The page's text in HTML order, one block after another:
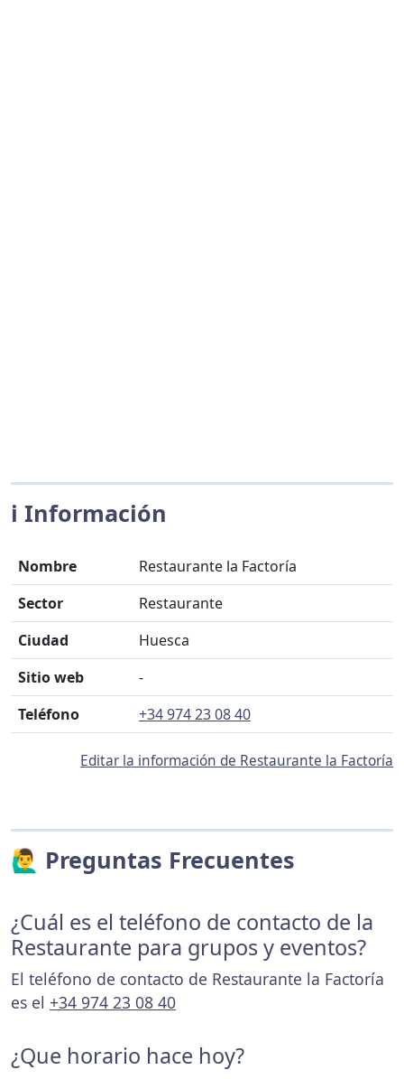
ℹ️ Información
Nombre
Restaurante la Factoría
Sector
Restaurante
Ciudad
Huesca
Sitio web
-
Teléfono
+34 974 23 08 40
Editar la información de Restaurante la Factoría
🙋‍♂️ Preguntas Frecuentes
¿Cuál es el teléfono de contacto de la
Restaurante para grupos y eventos?
El teléfono de contacto de Restaurante la Factoría
es el +34 974 23 08 40
¿Que horario hace hoy?